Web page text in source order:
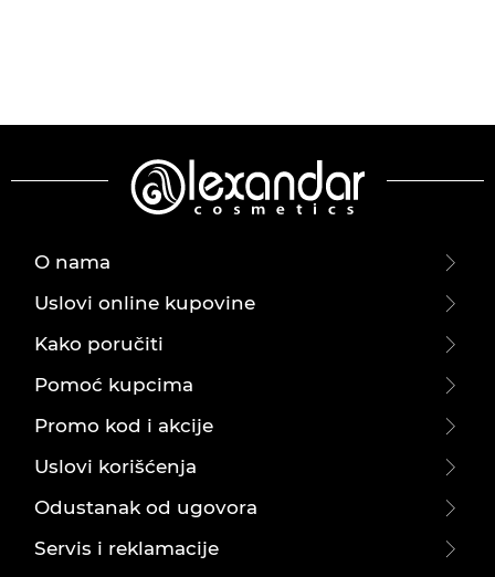
O nama
Uslovi online kupovine
Kako poručiti
Pomoć kupcima
Promo kod i akcije
Uslovi korišćenja
Odustanak od ugovora
Servis i reklamacije